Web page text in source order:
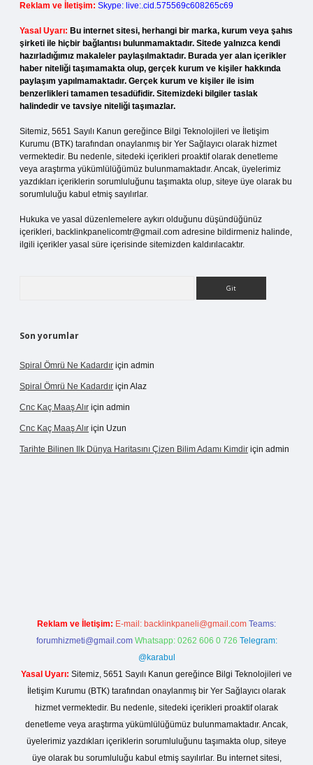
Reklam ve İletişim: Skype: live:.cid.575569c608265c69
Yasal Uyarı: Bu internet sitesi, herhangi bir marka, kurum veya şahıs
şirketi ile hiçbir bağlantısı bulunmamaktadır. Sitede yalnızca kendi
hazırladığımız makaleler paylaşılmaktadır. Burada yer alan içerikler
haber niteliği taşımamakta olup, gerçek kurum ve kişiler hakkında
paylaşım yapılmamaktadır. Gerçek kurum ve kişiler ile isim
benzerlikleri tamamen tesadüfidir. Sitemizdeki bilgiler taslak
halindedir ve tavsiye niteliği taşımazlar.
Sitemiz, 5651 Sayılı Kanun gereğince Bilgi Teknolojileri ve İletişim
Kurumu (BTK) tarafından onaylanmış bir Yer Sağlayıcı olarak hizmet
vermektedir. Bu nedenle, sitedeki içerikleri proaktif olarak denetleme
veya araştırma yükümlülüğümüz bulunmamaktadır. Ancak, üyelerimiz
yazdıkları içeriklerin sorumluluğunu taşımakta olup, siteye üye olarak bu
sorumluluğu kabul etmiş sayılırlar.
Hukuka ve yasal düzenlemelere aykırı olduğunu düşündüğünüz
içerikleri, backlinkpanelicomtr@gmail.com adresine bildirmeniz halinde,
ilgili içerikler yasal süre içerisinde sitemizden kaldırılacaktır.
Son yorumlar
Spiral Ömrü Ne Kadardır için admin
Spiral Ömrü Ne Kadardır için Alaz
Cnc Kaç Maaş Alır için admin
Cnc Kaç Maaş Alır için Uzun
Tarihte Bilinen Ilk Dünya Haritasını Çizen Bilim Adamı Kimdir için admin
Reklam ve İletişim: E-mail: backlinkpaneli@gmail.com Teams:
forumhizmeti@gmail.com Whatsapp: 0262 606 0 726 Telegram:
@karabul
Yasal Uyarı: Sitemiz, 5651 Sayılı Kanun gereğince Bilgi Teknolojileri ve
İletişim Kurumu (BTK) tarafından onaylanmış bir Yer Sağlayıcı olarak
hizmet vermektedir. Bu nedenle, sitedeki içerikleri proaktif olarak
denetleme veya araştırma yükümlülüğümüz bulunmamaktadır. Ancak,
üyelerimiz yazdıkları içeriklerin sorumluluğunu taşımakta olup, siteye
üye olarak bu sorumluluğu kabul etmiş sayılırlar. Bu internet sitesi,